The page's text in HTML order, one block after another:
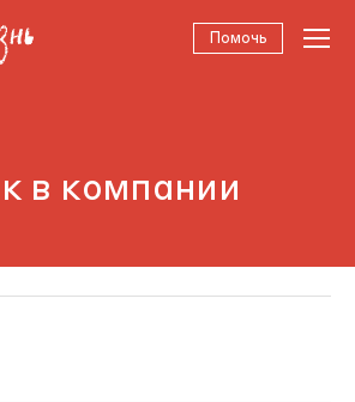
Помочь
в компании